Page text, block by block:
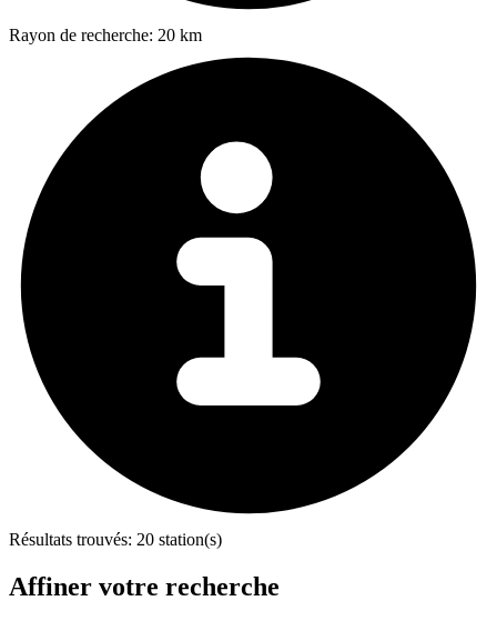
Rayon de recherche: 20 km
Résultats trouvés: 20 station(s)
Affiner votre recherche